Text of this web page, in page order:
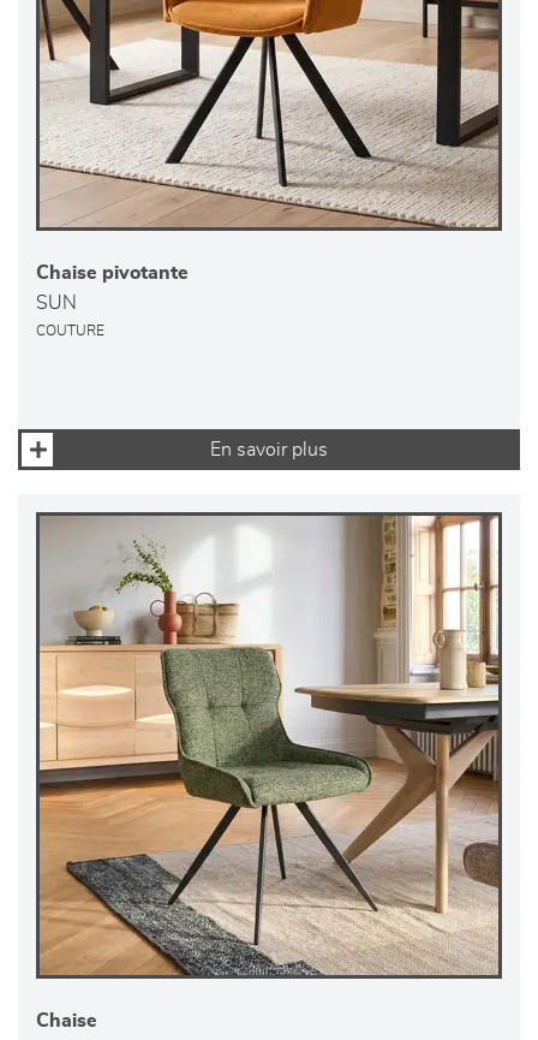
Chaise pivotante
SUN
COUTURE
En savoir plus
Chaise